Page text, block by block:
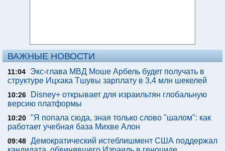
ВАЖНЫЕ НОВОСТИ
11:04
Экс-глава МВД Моше Арбель будет получать в
структуре Ицхака Тшувы зарплату в 3,4 млн шекелей
10:26
Disney+ открывает для израильтян глобальную
версию платформы
10:20 "Я попала сюда, зная только слово "шалом": как
работает учебная база Михве Алон
09:48 Демократический истеблишмент США поддержал